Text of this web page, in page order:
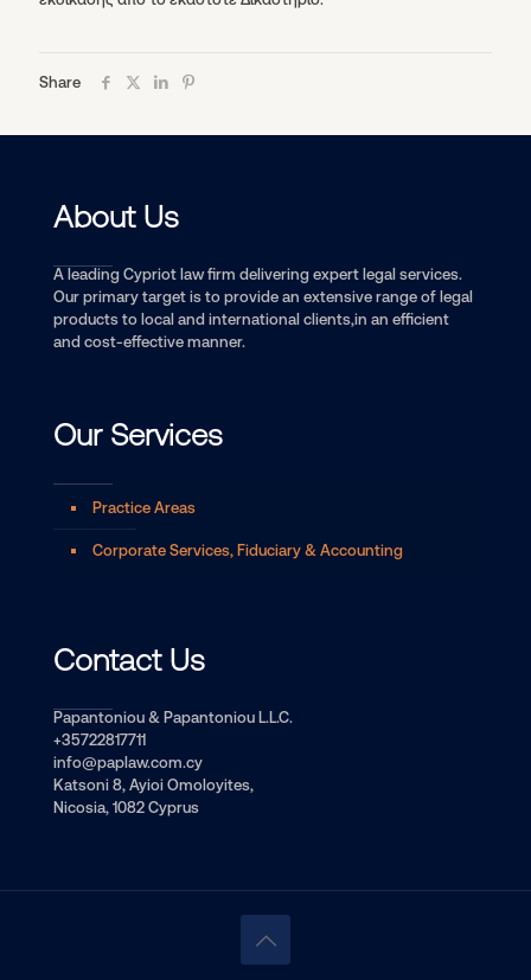
Share
About Us
A leading Cypriot law firm delivering expert legal services.
Our primary target is to provide an extensive range of legal
products to local and international clients,in an efficient
and cost-effective manner.
Our Services
Practice Areas
Corporate Services, Fiduciary & Accounting
Contact Us
Papantoniou & Papantoniou L.L.C.
+35722817711
info@paplaw.com.cy
Katsoni 8, Ayioi Omoloyites,
Nicosia, 1082 Cyprus